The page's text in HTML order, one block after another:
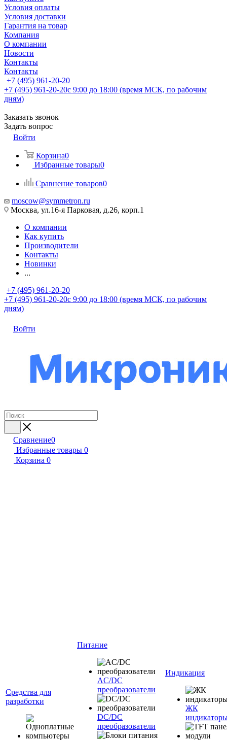
Условия оплаты
Условия доставки
Гарантия на товар
Компания
О компании
Новости
Контакты
Контакты
+7 (495) 961-20-20
+7 (495) 961-20-20с 9:00 до 18:00 (время МСК, по рабочим
дням)
Заказать звонок
Задать вопрос
Войти
Корзина0
Избранные товары0
Сравнение товаров0
moscow@symmetron.ru
Москва, ул.16-я Парковая, д.26, корп.1
О компании
Как купить
Производители
Контакты
Новинки
...
+7 (495) 961-20-20
+7 (495) 961-20-20с 9:00 до 18:00 (время МСК, по рабочим
дням)
Войти
Сравнение0
Избранные товары 0
Корзина 0
Средства для
разработки
Питание
AC/DC
преобразователи
DC/DC
преобразователи
Индикация
ЖК